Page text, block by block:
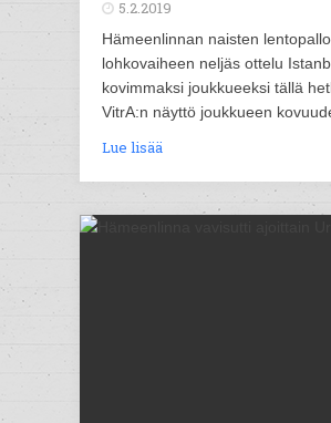
5.2.2019
Hämeenlinnan naisten
lohkovaiheen neljäs ottelu
kovimmaksi joukkueeksi tällä
VitrA:n näyttö joukkueen
Lue lisää